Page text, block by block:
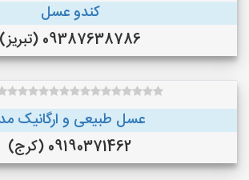
کندو عسل
09387638786 (تبریز)
عسل طبیعی و ارگانیک
09190371462 (کرج)